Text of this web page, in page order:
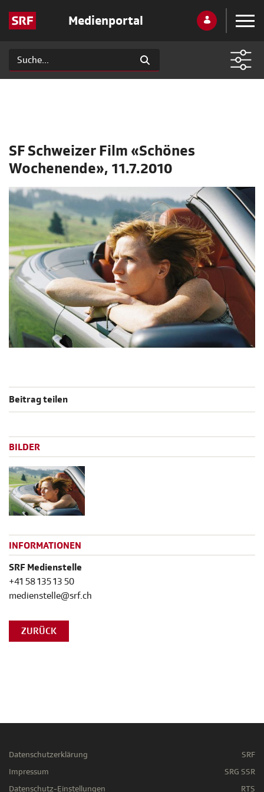
Medienportal
SF Schweizer Film «Schönes
Wochenende», 11.7.2010
Beitrag teilen
BILDER
INFORMATIONEN
SRF Medienstelle
+41 58 135 13 50
medienstelle@srf.ch
ZURÜCK
Datenschutzerklärung
Impressum
Datenschutz-Einstellungen
SRF
SRG SSR
RTS